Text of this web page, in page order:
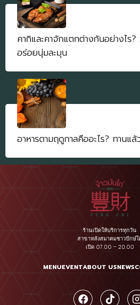
คากิและคาจักแตกต่างกันอย่างไร?
อร่อยนุ่มละมุน
อาหารตามฤดูกาลคืออะไร? ทานแ
ร้านเปิดให้บริการทุกวัน
สาขาหลังสมาคมชาวปักษ์ใ
เปิด 07.00 – 20.00
MENUEVENTABOUT USNEWS